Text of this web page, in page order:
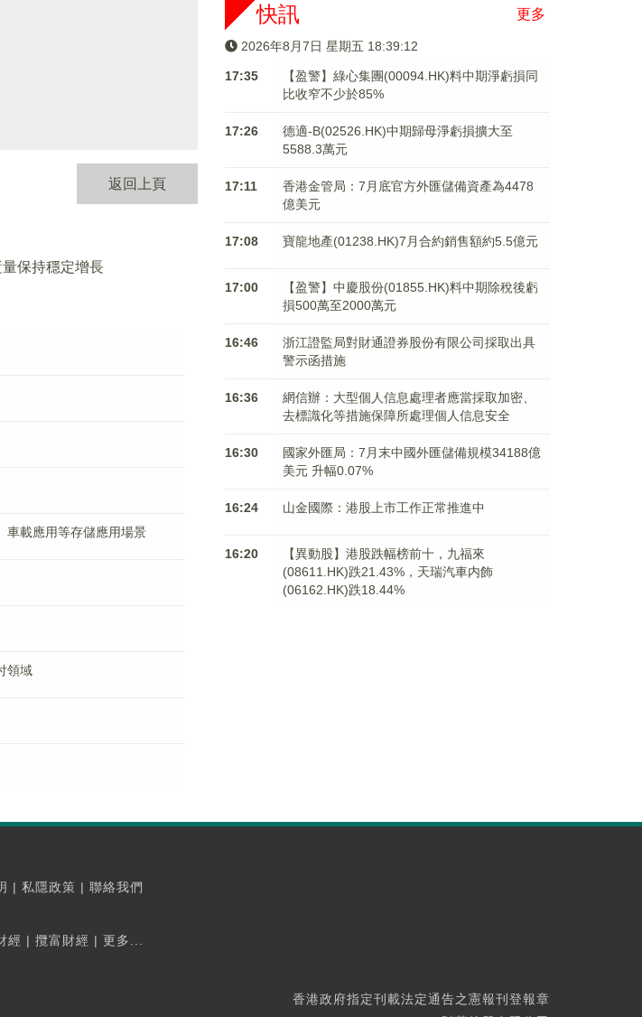
返回上頁
保持穩定增長
車載應用等存儲應用場景
領域
更多
快訊
2026年8月7日 星期五 18:39:12
17:35
【盈警】綠心集團(00094.HK)料中期淨虧損同
比收窄不少於85%
17:26
德適-B(02526.HK)中期歸母淨虧損擴大至
5588.3萬元
17:11
香港金管局：7月底官方外匯儲備資產為4478
億美元
17:08 寶龍地產(01238.HK)7月合約銷售額約5.5億元
17:00
【盈警】中慶股份(01855.HK)料中期除稅後虧
損500萬至2000萬元
16:46
浙江證監局對財通證券股份有限公司採取出具
警示函措施
16:36
網信辦：大型個人信息處理者應當採取加密、
去標識化等措施保障所處理個人信息安全
16:30
國家外匯局：7月末中國外匯儲備規模34188億
美元 升幅0.07%
16:24 山金國際：港股上市工作正常推進中
16:20
【異動股】港股跌幅榜前十，九福來
(08611.HK)跌21.43%，天瑞汽車内飾
(06162.HK)跌18.44%
| 私隱政策 | 聯絡我們
經 | 攬富財經 | 更多...
香港政府指定刊載法定通告之憲報刊登報章